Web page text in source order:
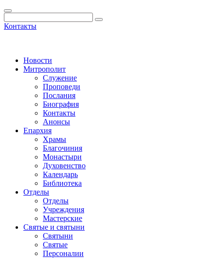
Контакты
Новости
Митрополит
Служение
Проповеди
Послания
Биография
Контакты
Анонсы
Епархия
Храмы
Благочиния
Монастыри
Духовенство
Календарь
Библиотека
Отделы
Отделы
Учреждения
Мастерские
Святые и святыни
Cвятыни
Cвятые
Персоналии